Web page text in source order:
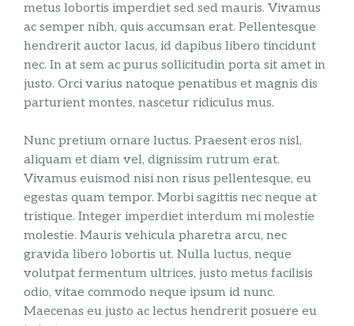
metus lobortis imperdiet sed sed mauris. Vivamus
ac semper nibh, quis accumsan erat. Pellentesque
hendrerit auctor lacus, id dapibus libero tincidunt
nec. In at sem ac purus sollicitudin porta sit amet in
justo. Orci varius natoque penatibus et magnis dis
parturient montes, nascetur ridiculus mus.
Nunc pretium ornare luctus. Praesent eros nisl,
aliquam et diam vel, dignissim rutrum erat.
Vivamus euismod nisi non risus pellentesque, eu
egestas quam tempor. Morbi sagittis nec neque at
tristique. Integer imperdiet interdum mi molestie
molestie. Mauris vehicula pharetra arcu, nec
gravida libero lobortis ut. Nulla luctus, neque
volutpat fermentum ultrices, justo metus facilisis
odio, vitae commodo neque ipsum id nunc.
Maecenas eu justo ac lectus hendrerit posuere eu